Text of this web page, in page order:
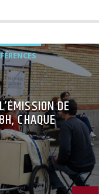
DE
CHAQUE